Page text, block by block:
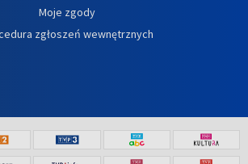
Moje zgody
zgłoszeń wewnętrznych